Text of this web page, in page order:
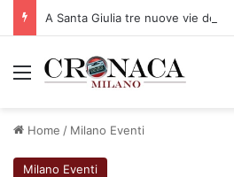
Menu
Home / Milano Eventi
Milano Eventi